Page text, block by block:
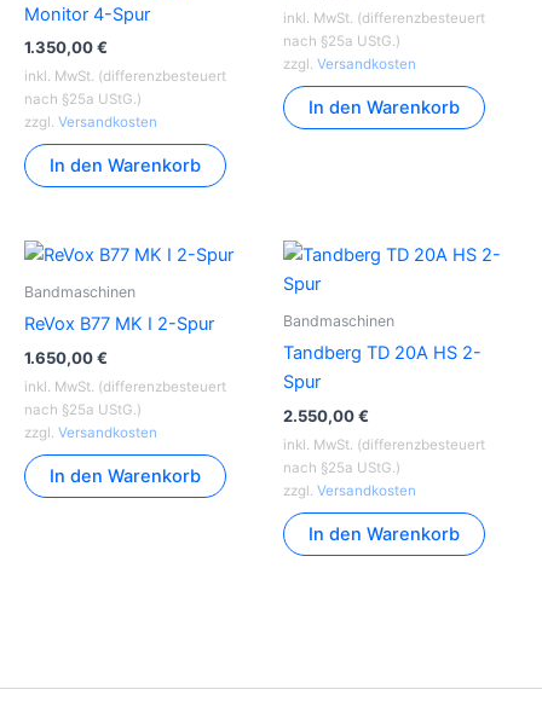
Monitor 4-Spur
1.350,00€
inkl. MwSt. (differenzbesteuert
nach §25a UStG.)
zzgl. Versandkosten
In den Warenkorb
inkl. MwSt. (differenzbesteuert
nach §25a UStG.)
zzgl. Versandkosten
In den Warenkorb
Bandmaschinen
ReVox B77 MK I 2-Spur
1.650,00€
inkl. MwSt. (differenzbesteuert
nach §25a UStG.)
zzgl. Versandkosten
In den Warenkorb
Bandmaschinen
Tandberg TD 20A HS 2-
Spur
2.550,00€
inkl. MwSt. (differenzbesteuert
nach §25a UStG.)
zzgl. Versandkosten
In den Warenkorb